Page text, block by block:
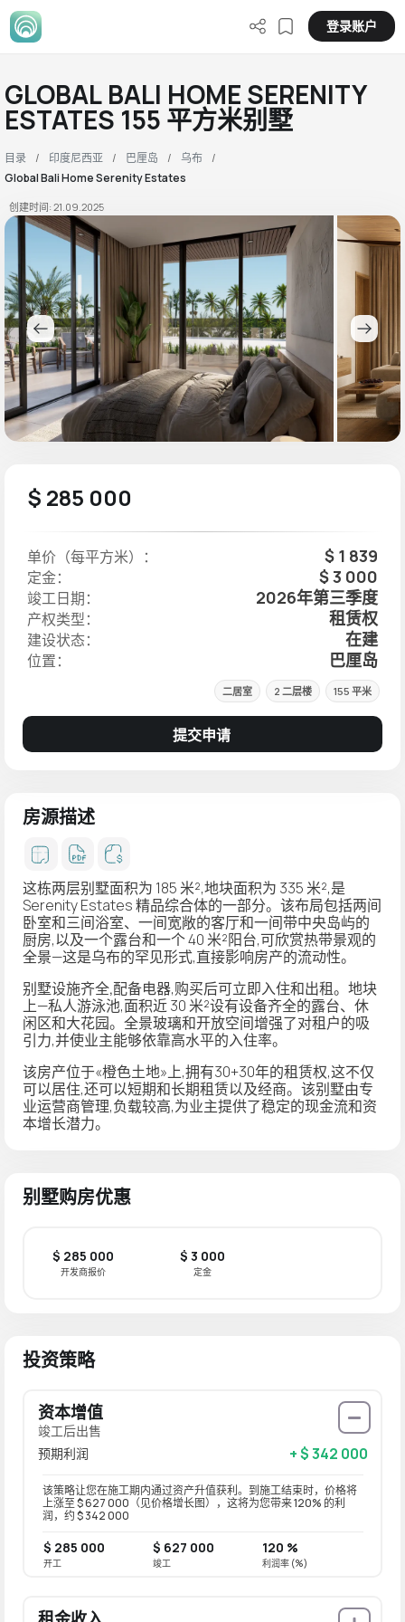
登录账户
GLOBAL BALI HOME SERENITY
ESTATES 155 平方米别墅
目录 印度尼西亚 巴厘岛
乌布
Global Bali Home Serenity Estates
创建时间: 21.09.2025
$ 285 000
单价（每平方米）： $ 1 839
定金： $ 3 000
竣工日期： 2026年第三季度
产权类型： 租赁权
建设状态： 在建
位置： 巴厘岛
二居室 2 二层楼 155 平米
提交申请
房源描述
这栋两层别墅面积为 185 米²,地块面积为 335 米²,是
Serenity Estates 精品综合体的一部分。该布局包括两间
卧室和三间浴室、一间宽敞的客厅和一间带中央岛屿的
厨房,以及一个露台和一个 40 米²阳台,可欣赏热带景观的
全景—这是乌布的罕见形式,直接影响房产的流动性。
别墅设施齐全,配备电器,购买后可立即入住和出租。地块
上—私人游泳池,面积近 30 米²设有设备齐全的露台、休
闲区和大花园。全景玻璃和开放空间增强了对租户的吸
引力,并使业主能够依靠高水平的入住率。
该房产位于«橙色土地»上,拥有30+30年的租赁权,这不仅
可以居住,还可以短期和长期租赁以及经商。该别墅由专
业运营商管理,负载较高,为业主提供了稳定的现金流和资
本增长潜力。
别墅购房优惠
$ 285 000
开发商报价
$ 3 000
定金
投资策略
资本增值
竣工后出售
预期利润
+ $ 342 000
该策略让您在施工期内通过资产升值获利。到施工结束时，价格将
上涨至 $ 627 000（见价格增长图），这将为您带来 120% 的利
润，约 $ 342 000
$ 285 000
开工
$ 627 000
竣工
120 %
利润率 (%)